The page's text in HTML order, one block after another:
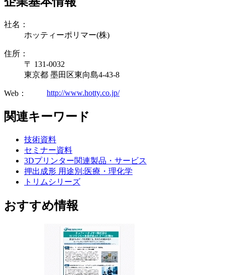
社名：
ホッティーポリマー(株)
住所：
〒 131-0032
東京都 墨田区東向島4-43-8
Web： http://www.hotty.co.jp/
関連キーワード
技術資料
セミナー資料
3Dプリンター関連製品・サービス
押出成形 用途別:医療・理化学
トリムシリーズ
おすすめ情報